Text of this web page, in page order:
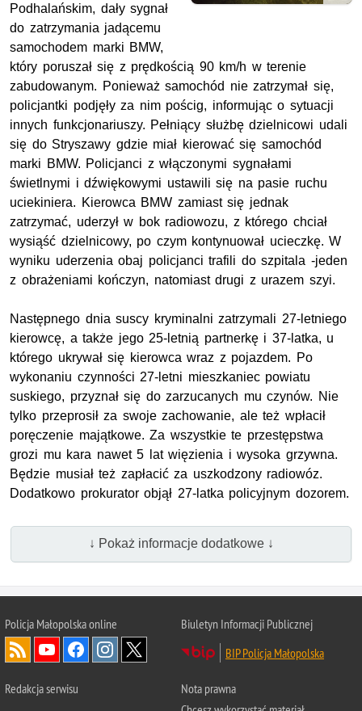
Podhalańskim, dały sygnał
do zatrzymania jadącemu
samochodem marki BMW,
który poruszał się z prędkością 90 km/h w terenie
zabudowanym. Ponieważ samochód niezatrzymał się,
policjantki podjęły za nim pościg, informując o sytuacji
innych funkcjonariuszy. Pełniący służbę dzielnicowi udali
się do Stryszawy gdzie miał kierować się samochód
marki BMW. Policjanci z włączonymi sygnałami
świetlnymi i dźwiękowymi ustawili się na pasie ruchu
uciekiniera. Kierowca BMW zamiastsię jednak
zatrzymać, uderzył w bok radiowozu, z którego chciał
wysiąść dzielnicowy, po czym kontynuował ucieczkę. W
wyniku uderzenia obaj policjanci trafili do szpitala -jeden
z obrażeniami kończyn, natomiast drugi z urazem szyi.
Następnego dnia suscy kryminalni zatrzymali 27-letniego
kierowcę, a także jego 25-letnią partnerkę i 37-latka, u
którego ukrywał się kierowca wraz z pojazdem. Po
wykonaniu czynności 27-letni mieszkaniec powiatu
suskiego, przyznał się do zarzucanych mu czynów. Nie
tylko przeprosił za swoje zachowanie, ale też wpłacił
poręczenie majątkowe. Za wszystkie te przestępstwa
grozi mu kara nawet 5 lat więzienia i wysoka grzywna.
Będzie musiał też zapłacić za uszkodzony radiowóz.
Dodatkowo prokurator objął 27-latka policyjnym dozorem.
↓ Pokaż informacje dodatkowe ↓
Policja Małopolska online
Biuletyn Informacji Publicznej
BIP Policja Małopolska
Redakcja serwisu
Nota prawna